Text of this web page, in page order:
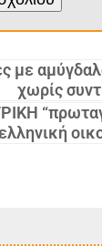
με
χωρίς
ελληνική